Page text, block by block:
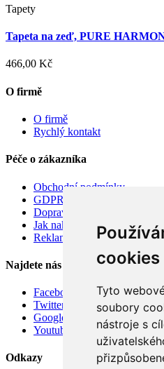
cookies
Tyto
soubory
nástroje s
Tapety
Tapeta na zeď, PURE
466,00 Kč
O firmě
O firmě
Rychlý kontakt
Péče o zákazníka
Obchodní podmínky
GDPR
Doprava
Jak nakupovat
Reklamace
Najdete nás
Facebook
Twitter
Google
Youtube
Odkazy